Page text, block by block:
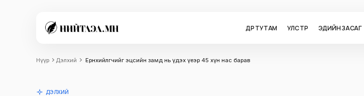
ӨДӨР ТУТАМ УЛС ТӨР ЭДИЙН ЗАСАГ
Нүүр Дэлхий Ерөнхийлөгчийг эцсийн замд нь үдэх үеэр 45 хүн нас барав
ДЭЛХИЙ